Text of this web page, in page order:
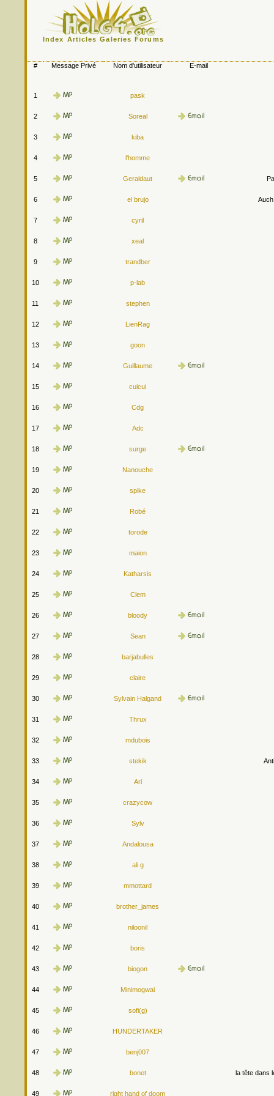
Index Articles Galeries Forums
# Message Privé Nom d'utilisateur E-mail
1 pask
2 Soreal
3 kiba
4 l'homme
5 Geraldaut
6 el brujo
7 cyril
8 xeal
9 trandber
10 p-lab
11 stephen
12 LienRag
13 goon
14 Guillaume
15 cuicui
16 Cdg
17 Adc
18 surge
19 Nanouche
20 spike
21 Robé
22 torode
23 maion
24 Katharsis
25 Clem
26 bloody
27 Sean
28 barjabulles
29 claire
30 Sylvain Halgand
31 Thrux
32 mdubois
33 stekik
34 Ari
35 crazycow
36 Sylv
37 Andalousa
38 ali g
39 mmottard
40 brother_james
41 niloonil
42 boris
43 biogon
44 Minimogwai
45 sofi(g)
46 HUNDERTAKER
47 benj007
48 bonet la tête dans
49 right hand of doom